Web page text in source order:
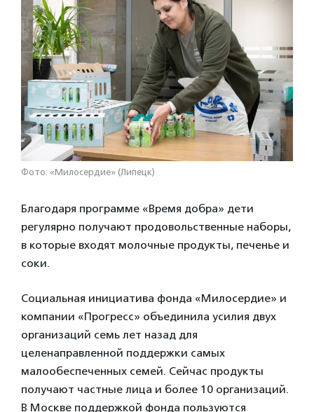
Фото: «Милосердие» (Липецк)
Благодаря программе «Время добра» дети
регулярно получают продовольственные наборы,
в которые входят молочные продукты, печенье и
соки.
Социальная инициатива фонда «Милосердие» и
компании «Прогресс» объединила усилия двух
организаций семь лет назад для
целенаправленной поддержки самых
малообеспеченных семей. Сейчас продукты
получают частные лица и более 10 организаций.
В Москве поддержкой фонда пользуются